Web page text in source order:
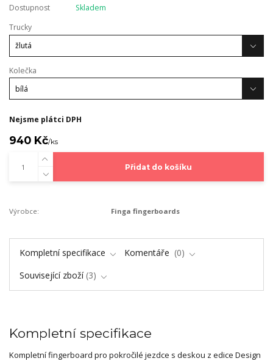
Dostupnost
Skladem
Trucky
Kolečka
Nejsme plátci DPH
940 Kč/ks
Přidat do košíku
Výrobce: Finga fingerboards
Kompletní specifikace Komentáře
0
Související zboží 3
Kompletní specifikace
Kompletní fingerboard pro pokročilé jezdce s deskou z edice Design